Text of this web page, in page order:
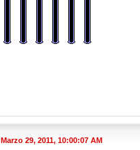
Marzo 29, 2011, 10:00:07 AM